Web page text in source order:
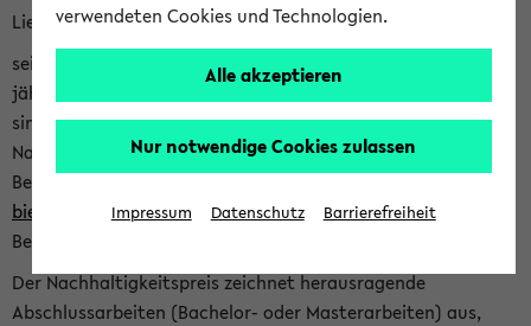
Liebe Studierende,
seit 2023 verleiht das Rektorat der Universität Bielefeld
jährlich den Nachhaltigkeitspreis für Abschlussarbeiten. Sie
sind herzlich eingeladen sich mit Ihrer Abschlussarbeit beim
Nachhaltigkeitsbüro zu bewerben. Bitte nutzen Sie für Ihre
Bewerbung dieses Formular<https://formulare.uni-
bielefeld.de/frontend-server/form/provide/913/>. Die
Bewerbungsfrist endet am 30.09.2026.
Der Nachhaltigkeitspreis zeichnet herausragende
Abschlussarbeiten (Bachelor- oder Masterarbeiten) aus,
verwendeten Cookies und Technologien.
Alle akzeptieren
Nur notwendige Cookies zulassen
Impressum Datenschutz Barrierefreiheit